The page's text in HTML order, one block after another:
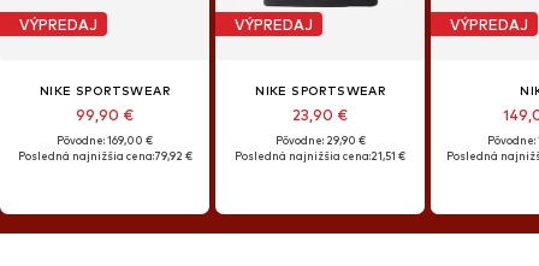
VÝPREDAJ
NIKE SPORTSWEAR
99,90 €
Pôvodne: 169,00 €
Posledná najnižšia cena:79,92 €
VÝPREDAJ
NIKE SPORTSWEAR
23,90 €
Pôvodne: 29,90 €
Posledná najnižšia cena:21,51 €
VÝPREDAJ
Posledná